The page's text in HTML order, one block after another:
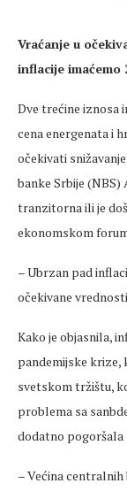
Vraćanje u
inflacije imaćemo
Dve trećine iznosa
cena energenata i
očekivati
banke Srbije (NBS)
tranzitorna ili je
ekonomskom
– Ubrzan pad
očekivane
Kako je objasnila,
pandemijske krize,
svetskom tržištu,
problema sa
dodatno pogoršala
– Većina